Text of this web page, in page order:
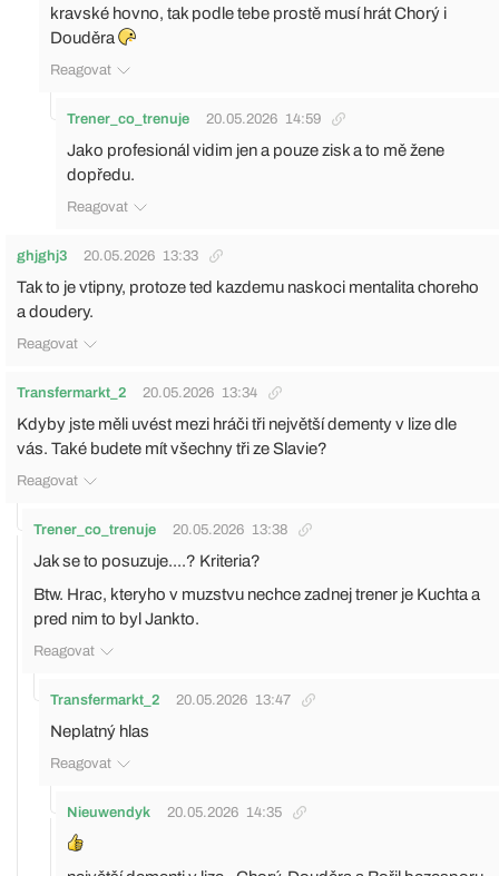
kravské hovno, tak podle tebe prostě musí hrát Chorý i
Douděra
Reagovat
Trener_co_trenuje 20.05.2026 14:59
Jako profesionál vidim jen a pouze zisk a to mě žene
dopředu.
Reagovat
ghjghj3 20.05.2026 13:33
Tak to je vtipny, protoze ted kazdemu naskoci mentalita choreho
a doudery.
Reagovat
Transfermarkt_2 20.05.2026 13:34
Kdyby jste měli uvést mezi hráči tři největší dementy v lize dle
vás. Také budete mít všechny tři ze Slavie?
Reagovat
Trener_co_trenuje 20.05.2026 13:38
Jak se to posuzuje....? Kriteria?
Btw. Hrac, kteryho v muzstvu nechce zadnej trener je Kuchta a
pred nim to byl Jankto.
Reagovat
Transfermarkt_2 20.05.2026 13:47
Neplatný hlas
Reagovat
Nieuwendyk 20.05.2026 14:35